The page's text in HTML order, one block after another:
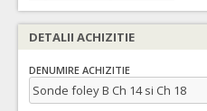
DETALII ACHIZITIE
DENUMIRE ACHIZITIE
Sonde foley B Ch 14 si Ch 18